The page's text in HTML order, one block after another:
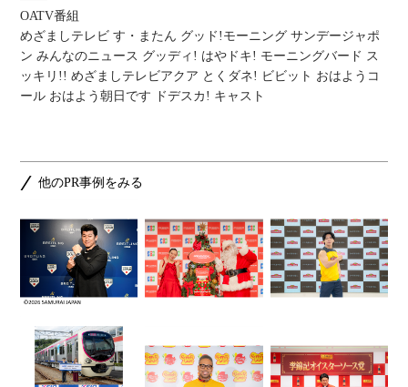
OATV番組
めざましテレビ す・またん グッド!モーニング サンデージャポ
ン みんなのニュース グッディ! はやドキ! モーニングバード ス
ッキリ!! めざましテレビアクア とくダネ! ビビット おはようコ
ール おはよう朝日です ドデスカ! キャスト
他のPR事例をみる